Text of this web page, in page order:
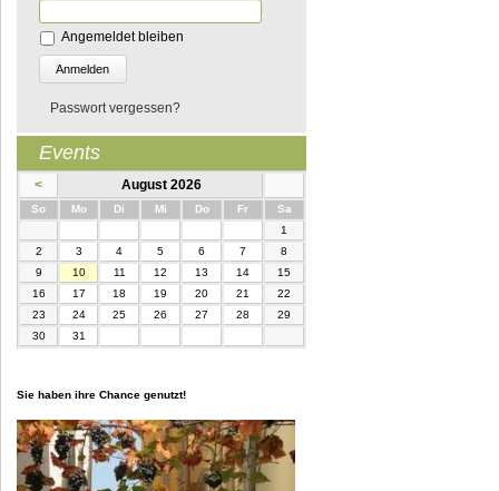
Angemeldet bleiben
Passwort vergessen?
Events
< August 2026
SonntagMontag Di enstagMittwochDonnerstag
Freitag Samstag
1
2
3 4 5 6 7
8
9
10 11 12 13 14
15
16
17 18 19 20 21
22
23
24 25 26 27 28
29
30
31
Sie haben ihre Chance genutzt!